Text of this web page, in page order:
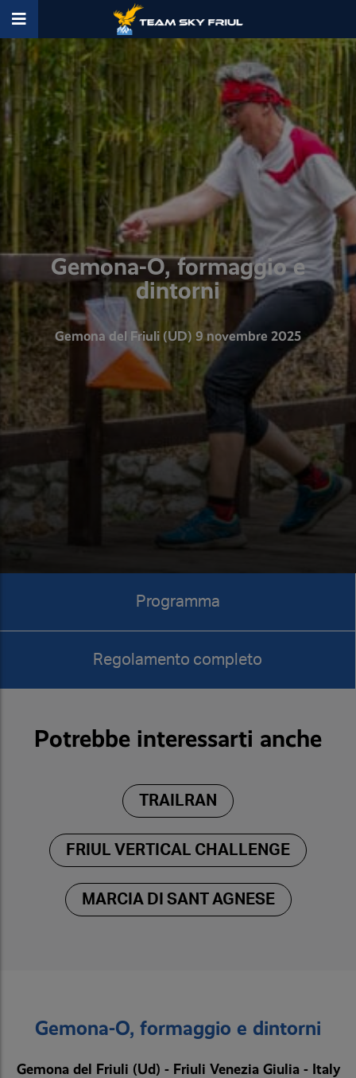
Gemona-O, formaggio e
dintorni
Gemona del Friuli (UD) 9 novembre 2025
Programma
Regolamento completo
Potrebbe interessarti anche
TRAILRAN
FRIUL VERTICAL CHALLENGE
MARCIA DI SANT AGNESE
Gemona-O, formaggio e dintorni
Gemona del Friuli (Ud) - Friuli Venezia Giulia - Italy